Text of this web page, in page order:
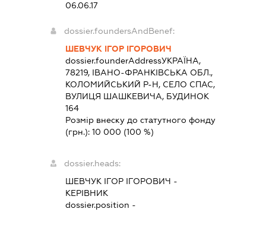
06.06.17
dossier.foundersAndBenef:
ШЕВЧУК ІГОР ІГОРОВИЧ
dossier.founderAddressУКРАЇНА,
78219, ІВАНО-ФРАНКІВСЬКА ОБЛ.,
КОЛОМИЙСЬКИЙ Р-Н, СЕЛО СПАС,
ВУЛИЦЯ ШАШКЕВИЧА, БУДИНОК
164
Розмір внеску до статутного фонду
(грн.):10 000 (100 %)
dossier.heads:
ШЕВЧУК ІГОР ІГОРОВИЧ -
КЕРІВНИК
dossier.position -